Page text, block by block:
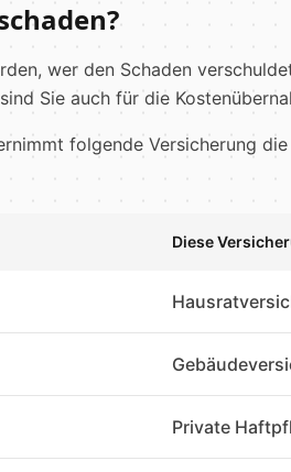
wer den Schaden
Sie auch für die
folgende Versicherung
Diese
Private